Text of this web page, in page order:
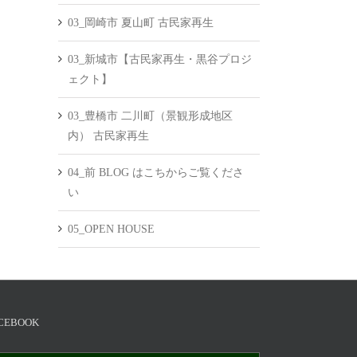
03_岡崎市 夏山町 古民家再生
03_新城市【古民家再生・黒谷プロジ
ェクト】
03_豊橋市 二川町（景観形成地区
内） 古民家再生
04_前 BLOG はこちからご覧くださ
い
05_OPEN HOUSE